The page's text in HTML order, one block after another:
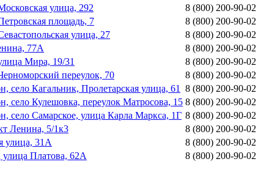
улица, 292
8 (800) 200-90-02
площадь, 7
8 (800) 200-90-02
улица, 27
8 (800) 200-90-02
77А
8 (800) 200-90-02
Мира, 19/31
8 (800) 200-90-02
переулок, 70
8 (800) 200-90-02
село Кагальник, Пролетарская улица, 61
8 (800) 200-90-02
село Кулешовка, переулок Матросова, 15 8 (800) 200-90-02
село Самарское, улица Карла Маркса, 1Г 8 (800) 200-90-02
Ленина, 5/1к3
8 (800) 200-90-02
улица, 31А
8 (800) 200-90-02
улица Платова, 62А
8 (800) 200-90-02